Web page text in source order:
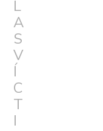
L
A
S
V
Í
C
T
I